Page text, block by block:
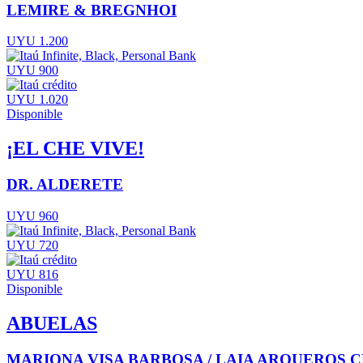
LEMIRE & BREGNHOI
UYU 1.200
UYU 900
UYU 1.020
Disponible
¡EL CHE VIVE!
DR. ALDERETE
UYU 960
UYU 720
UYU 816
Disponible
ABUELAS
MARIONA VISA BARBOSA / LAIA ARQUEROS